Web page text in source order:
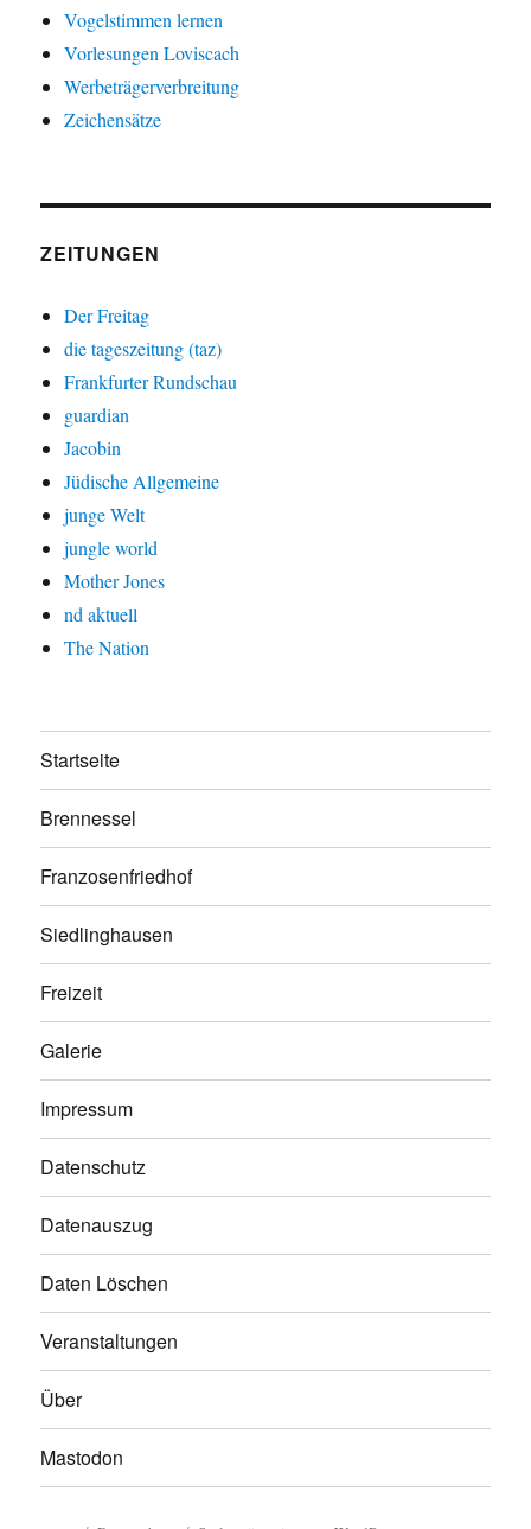
Vogelstimmen lernen
Vorlesungen Loviscach
Werbeträgerverbreitung
Zeichensätze
ZEITUNGEN
Der Freitag
die tageszeitung (taz)
Frankfurter Rundschau
guardian
Jacobin
Jüdische Allgemeine
junge Welt
jungle world
Mother Jones
nd aktuell
The Nation
Startseite
Brennessel
Franzosenfriedhof
Siedlinghausen
Freizeit
Galerie
Impressum
Datenschutz
Datenauszug
Daten Löschen
Veranstaltungen
Über
Mastodon